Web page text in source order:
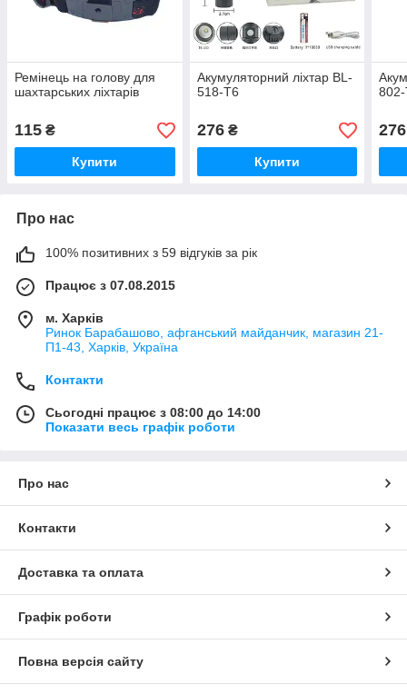
Ремінець на голову для
шахтарських ліхтарів
115 ₴
Купити
Акумуляторний ліхтар BL-
518-T6
276₴
Купити
276
Про нас
100% позитивних з 59 відгуків за рік
Працює з 07.08.2015
м. Харків
Ринок Барабашово, афганський майданчик, магазин 21-
П1-43, Харків, Україна
Контакти
Сьогодні працює з 08:00 до 14:00
Показати весь графік роботи
Про нас
Контакти
Доставка та оплата
Графік роботи
Повна версія сайту